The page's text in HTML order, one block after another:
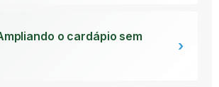
o cardápio sem
›